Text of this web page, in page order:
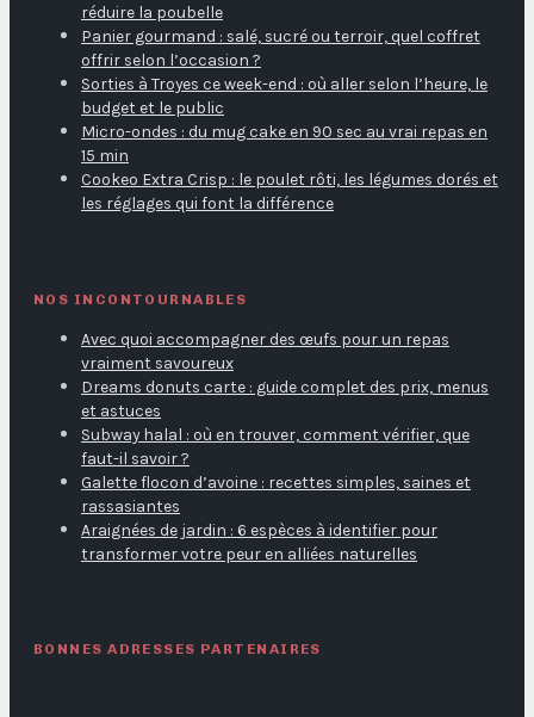
réduire la poubelle
Panier gourmand : salé, sucré ou terroir, quel coffret
offrir selon l’occasion ?
Sorties à Troyes ce week-end : où aller selon l’heure, le
budget et le public
Micro-ondes : du mug cake en 90 sec au vrai repas en
15 min
Cookeo Extra Crisp : le poulet rôti, les légumes dorés et
les réglages qui font la différence
NOS INCONTOURNABLES
Avec quoi accompagner des œufs pour un repas
vraiment savoureux
Dreams donuts carte : guide complet des prix, menus
et astuces
Subway halal : où en trouver, comment vérifier, que
faut-il savoir ?
Galette flocon d’avoine : recettes simples, saines et
rassasiantes
Araignées de jardin : 6 espèces à identifier pour
transformer votre peur en alliées naturelles
BONNES ADRESSES PARTENAIRES